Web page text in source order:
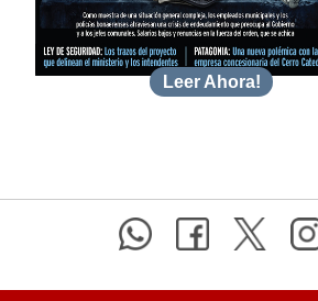
Leer Ahora!